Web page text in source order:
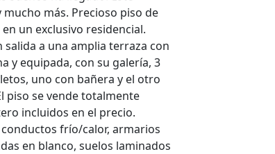
más. Precioso piso de
un exclusivo residencial.
a una amplia terraza con
y equipada, con su galería, 3
uno con bañera y el otro
piso se vende totalmente
incluidos en el precio.
frío/calor, armarios
en blanco, suelos laminados